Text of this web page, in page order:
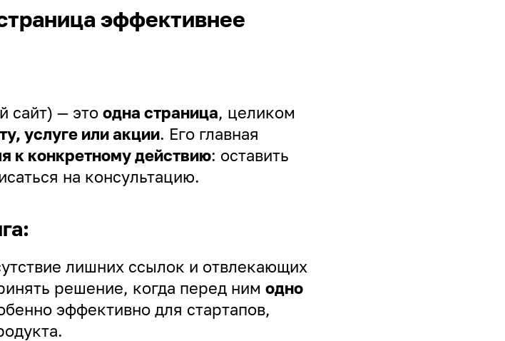
эффективнее
сайт) — это одна страница, целиком
услуге или акции. Его главная
к конкретному действию: оставить
на консультацию.
лишних ссылок и отвлекающих
решение, когда перед ним одно
эффективно для стартапов,